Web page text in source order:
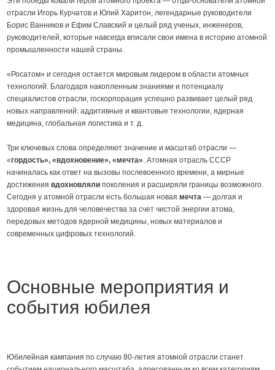
отрасли Игорь Курчатов и Юлий Харитон, легендарные руководители
Борис Ванников и Ефим Славский и целый ряд ученых, инженеров,
руководителей, которые навсегда вписали свои имена в историю атомной
промышленности нашей страны.
«Росатом» и сегодня остается мировым лидером в области атомных
технологий. Благодаря накопленным знаниями и потенциалу
специалистов отрасли, госкорпорация успешно развивает целый ряд
новых направлений: аддитивные и квантовые технологии, ядерная
медицина, глобальная логистика и т. д.
Три ключевых слова определяют значение и масштаб отрасли —
«гордость»,«вдохновение»,«мечта». Атомная отрасль СССР
начиналась как ответ на вызовы послевоенного времени, а мирные
достижениявдохновляли поколения и расширяли границы возможного.
Сегодня у атомной отрасли есть большая новаямечта — долгая и
здоровая жизнь для человечества за счет чистой энергии атома,
передовых методов ядерной медицины, новых материалов и
современных цифровых технологий.
Основные мероприятия и
события юбилея
Юбилейная кампания по случаю 80-летия атомной отрасли станет